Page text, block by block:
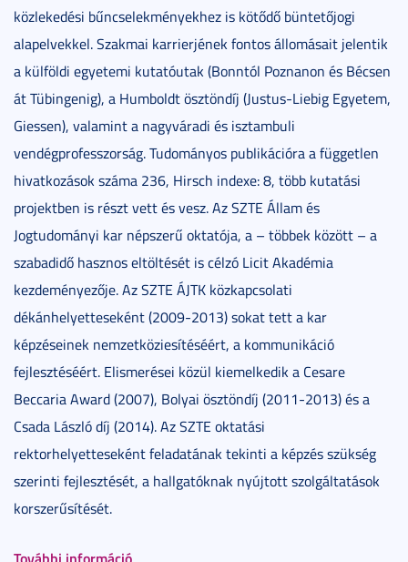
közlekedési bűncselekményekhez is kötődő büntetőjogi
alapelvekkel. Szakmai karrierjének fontos állomásait jelentik
a külföldi egyetemi kutatóutak (Bonntól Poznanon és Bécsen
át Tübingenig), a Humboldt ösztöndíj (Justus-Liebig Egyetem,
Giessen), valamint a nagyváradi és isztambuli
vendégprofesszorság. Tudományos publikációra a független
hivatkozások száma 236, Hirsch indexe: 8, több kutatási
projektben is részt vett és vesz. Az SZTE Állam és
Jogtudományi kar népszerű oktatója, a – többek között – a
szabadidő hasznos eltöltését is célzó Licit Akadémia
kezdeményezője. Az SZTE ÁJTK közkapcsolati
dékánhelyetteseként (2009-2013) sokat tett a kar
képzéseinek nemzetköziesítéséért, a kommunikáció
fejlesztéséért. Elismerései közül kiemelkedik a Cesare
Beccaria Award (2007), Bolyai ösztöndíj (2011-2013) és a
Csada László díj (2014). Az SZTE oktatási
rektorhelyetteseként feladatának tekinti a képzés szükség
szerinti fejlesztését, a hallgatóknak nyújtott szolgáltatások
korszerűsítését.
További információ